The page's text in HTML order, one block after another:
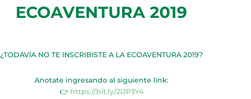
ECOAVENTURA 2019
¿TODAVÍA NO TE INSCRIBISTE A LA ECOAVENTURA 2019?
Anotate ingresando al siguiente link:
👉 https://bit.ly/2lJP3Y4